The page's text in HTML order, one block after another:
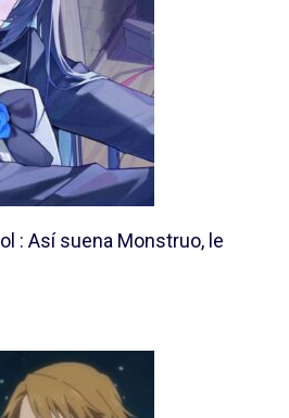
: Así suena Monstruo, le